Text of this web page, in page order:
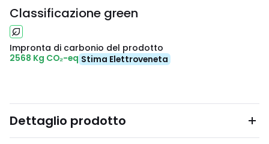
Classificazione green
Impronta di carbonio del prodotto
2568 Kg CO₂-eq Stima Elettroveneta
Dettaglio prodotto